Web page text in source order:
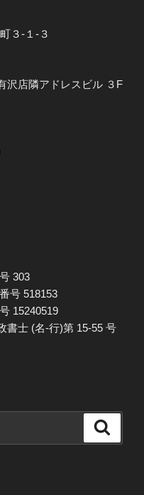
３-１-３
沢店隣アドレスビル ３F
303
号 518153
15240519
士 (名-行)第 15-55 号